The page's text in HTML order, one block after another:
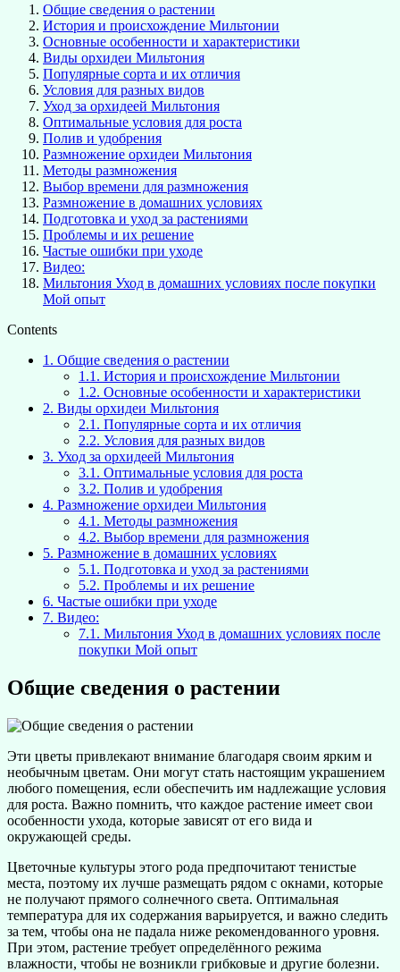
Общие сведения о растении
История и происхождение Мильтонии
Основные особенности и характеристики
Виды орхидеи Мильтония
Популярные сорта и их отличия
Условия для разных видов
Уход за орхидеей Мильтония
Оптимальные условия для роста
Полив и удобрения
Размножение орхидеи Мильтония
Методы размножения
Выбор времени для размножения
Размножение в домашних условиях
Подготовка и уход за растениями
Проблемы и их решение
Частые ошибки при уходе
Видео:
Мильтония Уход в домашних условиях после покупки
Мой опыт
Contents
1. Общие сведения о растении
1.1. История и происхождение Мильтонии
1.2. Основные особенности и характеристики
2. Виды орхидеи Мильтония
2.1. Популярные сорта и их отличия
2.2. Условия для разных видов
3. Уход за орхидеей Мильтония
3.1. Оптимальные условия для роста
3.2. Полив и удобрения
4. Размножение орхидеи Мильтония
4.1. Методы размножения
4.2. Выбор времени для размножения
5. Размножение в домашних условиях
5.1. Подготовка и уход за растениями
5.2. Проблемы и их решение
6. Частые ошибки при уходе
7. Видео:
7.1. Мильтония Уход в домашних условиях после
покупки Мой опыт
Общие сведения о растении
Эти цветы привлекают внимание благодаря своим ярким и
необычным цветам. Они могут стать настоящим украшением
любого помещения, если обеспечить им надлежащие условия
для роста. Важно помнить, что каждое растение имеет свои
особенности ухода, которые зависят от его вида и
окружающей среды.
Цветочные культуры этого рода предпочитают тенистые
места, поэтому их лучше размещать рядом с окнами, которые
не получают прямого солнечного света. Оптимальная
температура для их содержания варьируется, и важно следить
за тем, чтобы она не падала ниже рекомендованного уровня.
При этом, растение требует определённого режима
влажности, чтобы не возникли грибковые и другие болезни.